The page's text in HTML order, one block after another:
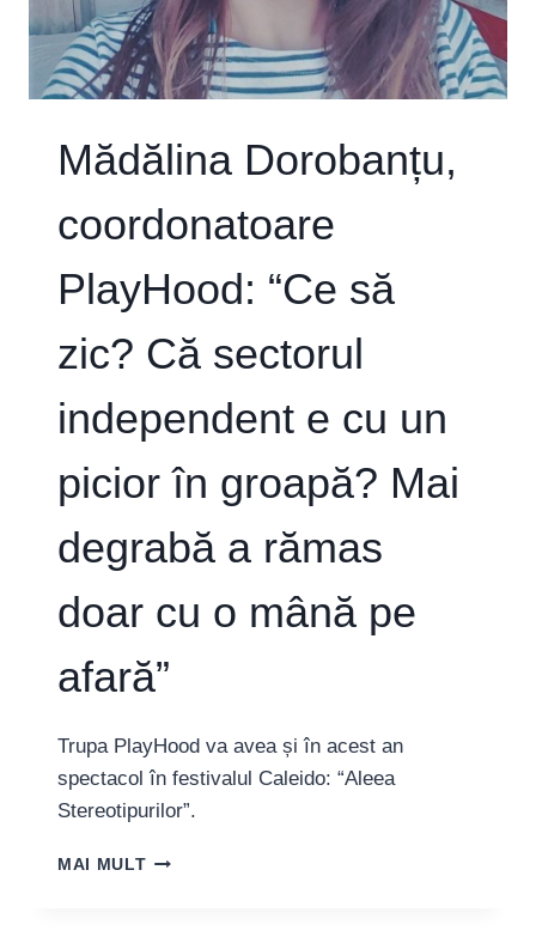
Mădălina Dorobanțu,
coordonatoare
PlayHood: “Ce să
zic? Că sectorul
independent e cu un
picior în groapă? Mai
degrabă a rămas
doar cu o mână pe
afară”
Trupa PlayHood va avea și în acest an
spectacol în festivalul Caleido: “Aleea
Stereotipurilor”.
MAI MULTMĂDĂLINA